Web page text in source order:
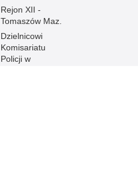
Rejon XII -
Tomaszów Maz.
Dzielnicowi
Komisariatu
Policji w